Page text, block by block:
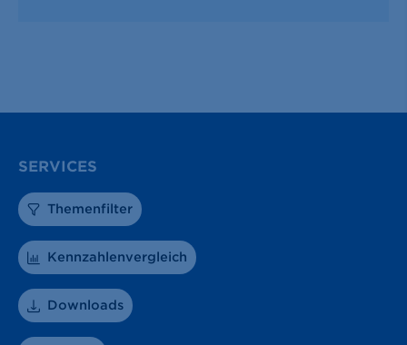
SERVICES
Themenfilter
Kennzahlenvergleich
Downloads